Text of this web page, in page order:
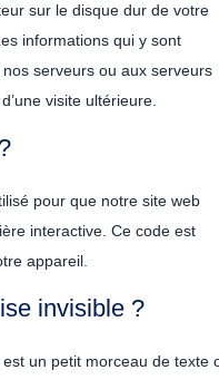
sur le disque dur de votre
informations qui y sont
serveurs ou aux serveurs
visite ultérieure.
pour que notre site web
interactive. Ce code est
appareil.
invisible ?
un petit morceau de texte